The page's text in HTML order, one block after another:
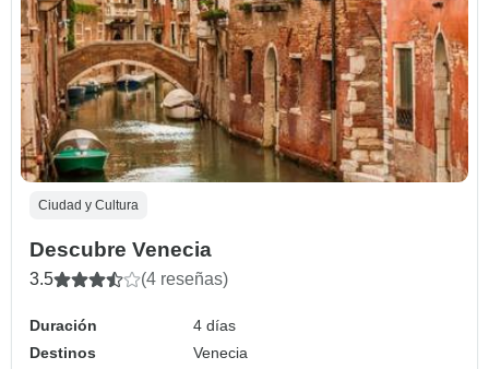
Ciudad y Cultura
Descubre Venecia
3.5 (4 reseñas)
Duración
4 días
Destinos
Venecia